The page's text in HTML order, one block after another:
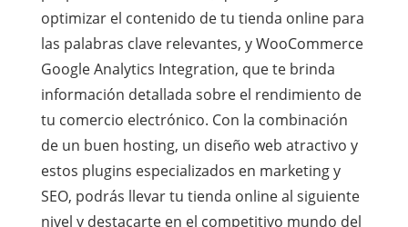
optimizar el contenido de tu tienda online para
las palabras clave relevantes, y WooCommerce
Google Analytics Integration, que te brinda
información detallada sobre el rendimiento de
tu comercio electrónico. Con la combinación
de un buen hosting, un diseño web atractivo y
estos plugins especializados en marketing y
SEO, podrás llevar tu tienda online al siguiente
nivel y destacarte en el competitivo mundo del